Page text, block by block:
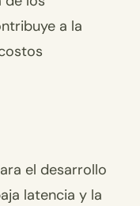
a la
el desarrollo
latencia y la